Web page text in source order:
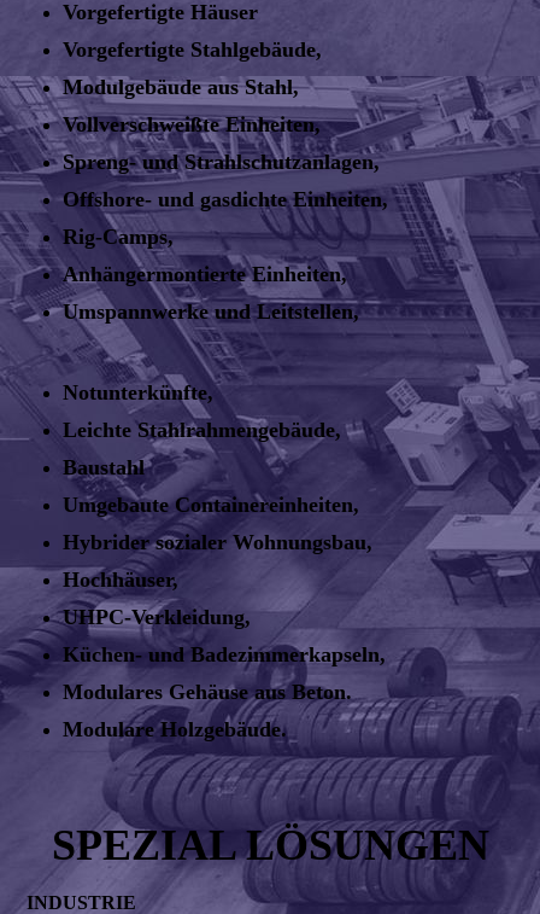
Vorgefertigte Häuser
Vorgefertigte Stahlgebäude,
Modulgebäude aus Stahl,
Vollverschweißte Einheiten,
Spreng- und Strahlschutzanlagen,
Offshore- und gasdichte Einheiten,
Rig-Camps,
Anhängermontierte Einheiten,
Umspannwerke und Leitstellen,
Notunterkünfte,
Leichte Stahlrahmengebäude,
Baustahl
Umgebaute Containereinheiten,
Hybrider sozialer Wohnungsbau,
Hochhäuser,
UHPC-Verkleidung,
Küchen- und Badezimmerkapseln,
Modulares Gehäuse aus Beton.
Modulare Holzgebäude.
SPEZIAL LÖSUNGEN
INDUSTRIE